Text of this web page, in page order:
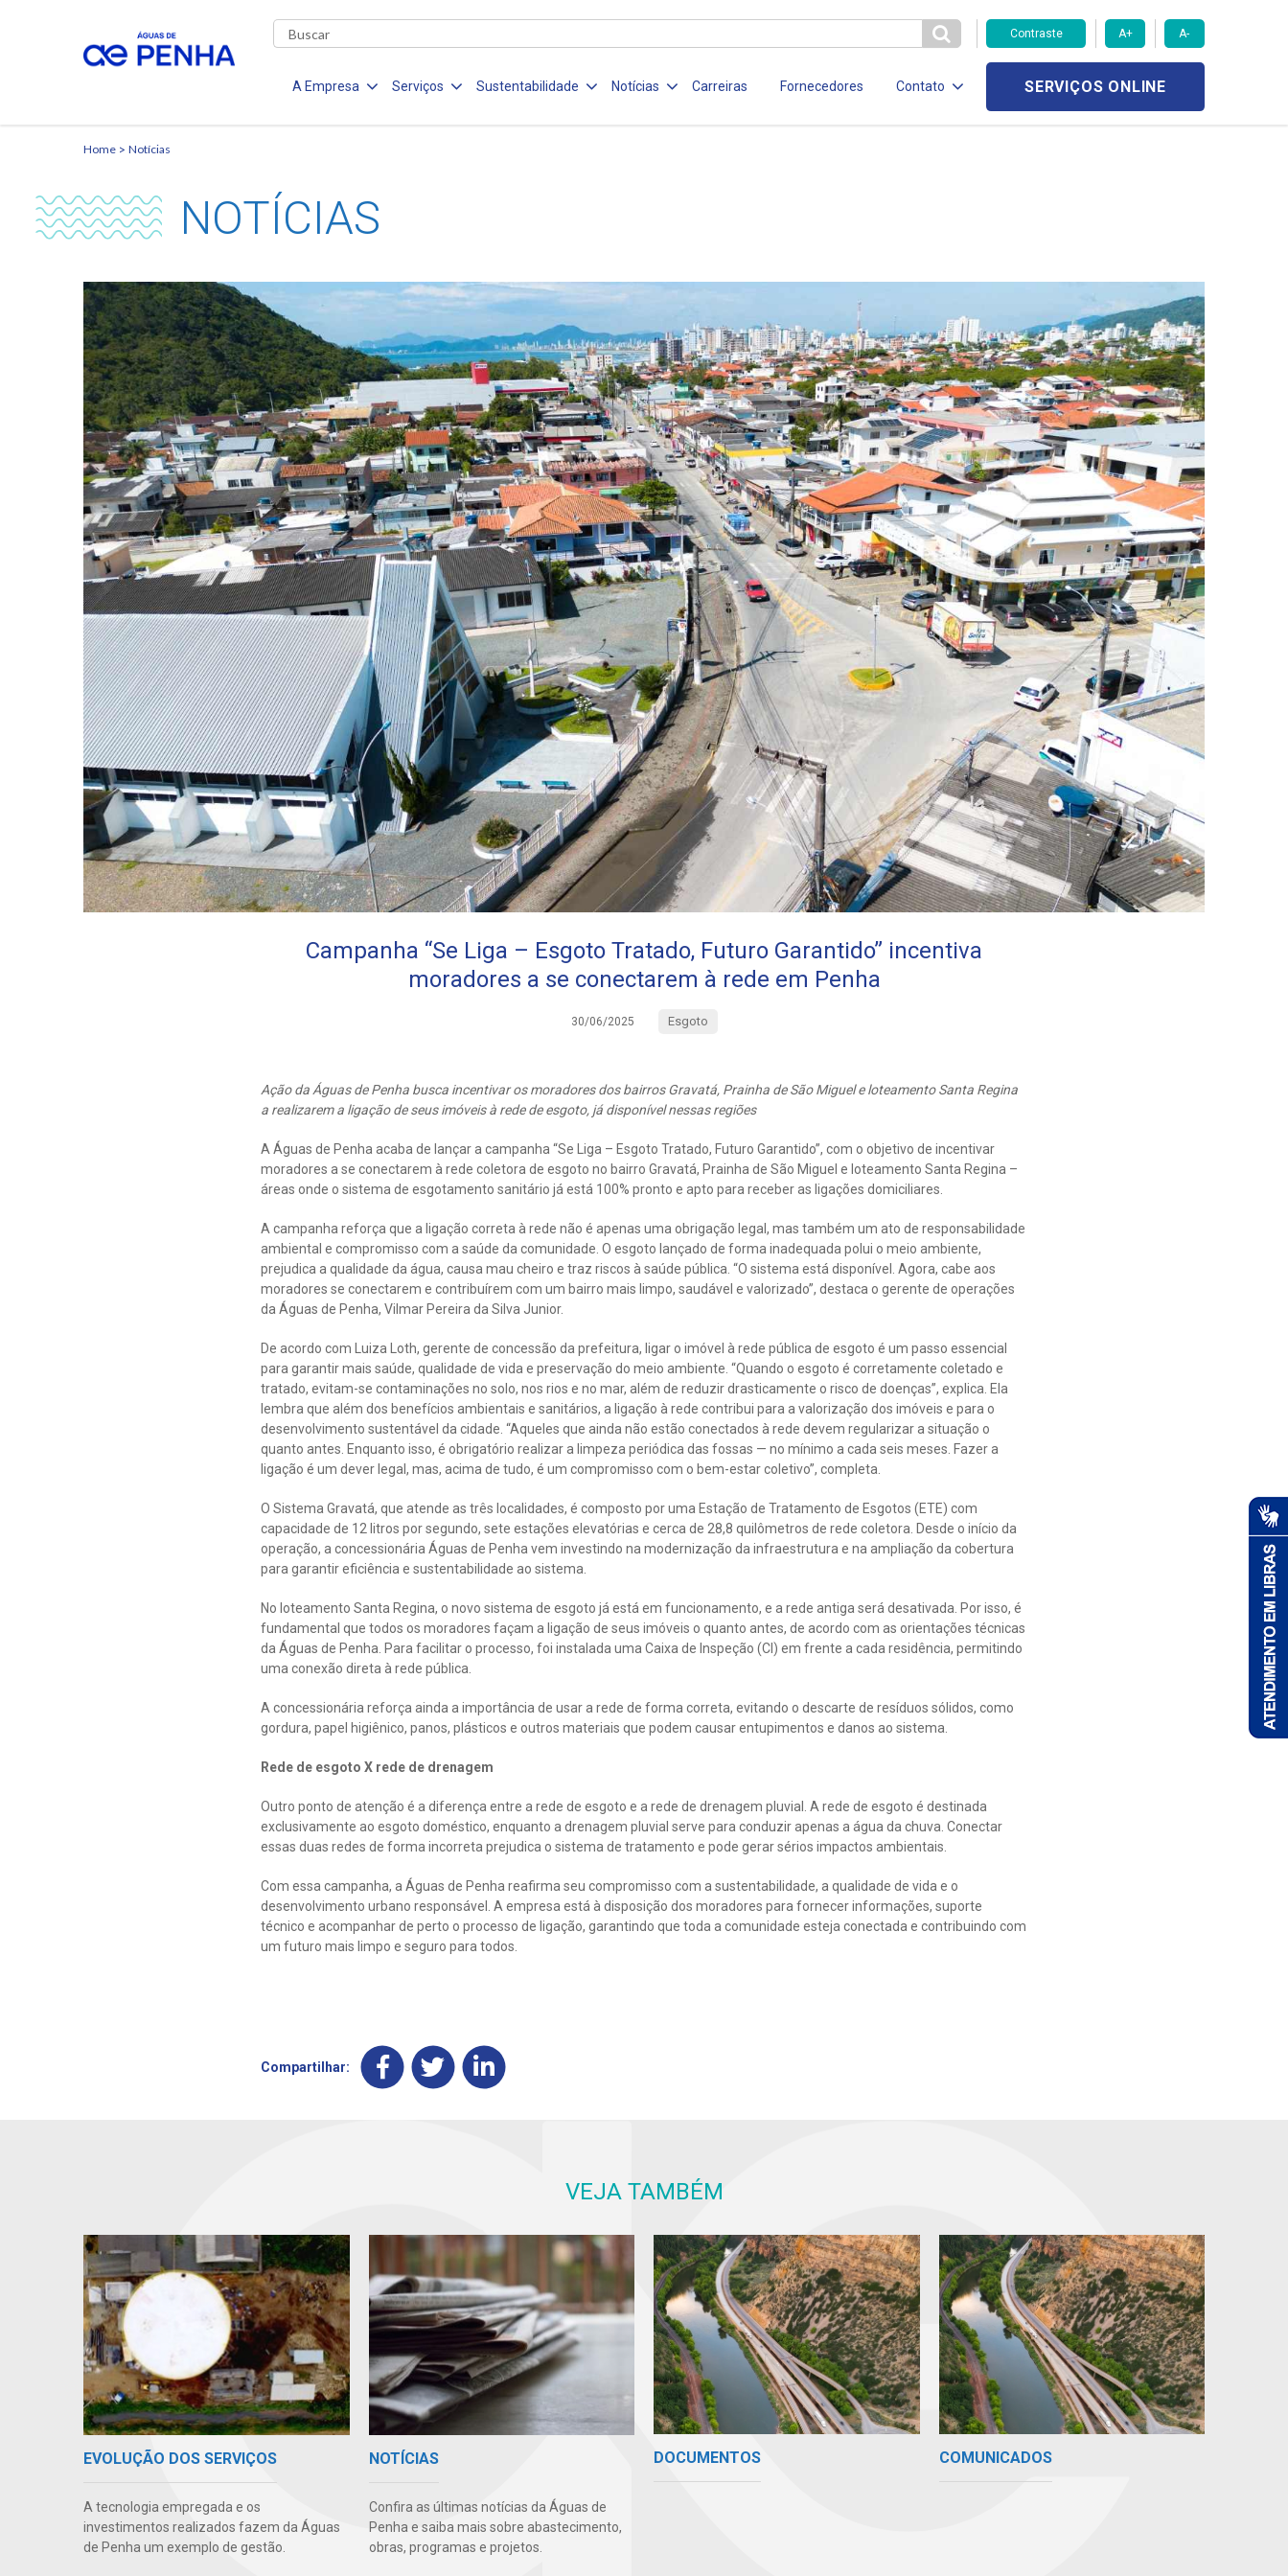
Contraste A+ A-
A Empresa Serviços Sustentabilidade Notícias Carreiras Fornecedores Contato SERVIÇOS ONLINE
Home Notícias
NOTÍCIAS
Campanha “Se Liga – Esgoto Tratado, Futuro Garantido” incentiva
moradores a se conectarem à rede em Penha
30/06/2025 Esgoto
Ação da Águas de Penha busca incentivar os moradores dos bairros Gravatá, Prainha de São Miguel e loteamento Santa Regina
a realizarem a ligação de seus imóveis à rede de esgoto, já disponível nessas regiões
A Águas de Penha acaba de lançar a campanha “Se Liga – Esgoto Tratado, Futuro Garantido”, com o objetivo de incentivar
moradores a se conectarem à rede coletora de esgoto no bairro Gravatá, Prainha de São Miguel e loteamento Santa Regina –
áreas onde o sistema de esgotamento sanitário já está 100% pronto e apto para receber as ligações domiciliares.
A campanha reforça que a ligação correta à rede não é apenas uma obrigação legal, mas também um ato de responsabilidade
ambiental e compromisso com a saúde da comunidade. O esgoto lançado de forma inadequada polui o meio ambiente,
prejudica a qualidade da água, causa mau cheiro e traz riscos à saúde pública. “O sistema está disponível. Agora, cabe aos
moradores se conectarem e contribuírem com um bairro mais limpo, saudável e valorizado”, destaca o gerente de operações
da Águas de Penha, Vilmar Pereira da Silva Junior.
De acordo com Luiza Loth, gerente de concessão da prefeitura, ligar o imóvel à rede pública de esgoto é um passo essencial
para garantir mais saúde, qualidade de vida e preservação do meio ambiente. “Quando o esgoto é corretamente coletado e
tratado, evitam-se contaminações no solo, nos rios e no mar, além de reduzir drasticamente o risco de doenças”, explica. Ela
lembra que além dos benefícios ambientais e sanitários, a ligação à rede contribui para a valorização dos imóveis e para o
desenvolvimento sustentável da cidade. “Aqueles que ainda não estão conectados à rede devem regularizar a situação o
quanto antes. Enquanto isso, é obrigatório realizar a limpeza periódica das fossas — no mínimo a cada seis meses. Fazer a
ligação é um dever legal, mas, acima de tudo, é um compromisso com o bem-estar coletivo”, completa.
O Sistema Gravatá, que atende as três localidades, é composto por uma Estação de Tratamento de Esgotos (ETE) com
capacidade de 12 litros por segundo, sete estações elevatórias e cerca de 28,8 quilômetros de rede coletora. Desde o início da
operação, a concessionária Águas de Penha vem investindo na modernização da infraestrutura e na ampliação da cobertura
para garantir eficiência e sustentabilidade ao sistema.
No loteamento Santa Regina, o novo sistema de esgoto já está em funcionamento, e a rede antiga será desativada. Por isso, é
fundamental que todos os moradores façam a ligação de seus imóveis o quanto antes, de acordo com as orientações técnicas
da Águas de Penha. Para facilitar o processo, foi instalada uma Caixa de Inspeção (CI) em frente a cada residência, permitindo
uma conexão direta à rede pública.
A concessionária reforça ainda a importância de usar a rede de forma correta, evitando o descarte de resíduos sólidos, como
gordura, papel higiênico, panos, plásticos e outros materiais que podem causar entupimentos e danos ao sistema.
Rede de esgoto X rede de drenagem
Outro ponto de atenção é a diferença entre a rede de esgoto e a rede de drenagem pluvial. A rede de esgoto é destinada
exclusivamente ao esgoto doméstico, enquanto a drenagem pluvial serve para conduzir apenas a água da chuva. Conectar
essas duas redes de forma incorreta prejudica o sistema de tratamento e pode gerar sérios impactos ambientais.
Com essa campanha, a Águas de Penha reafirma seu compromisso com a sustentabilidade, a qualidade de vida e o
desenvolvimento urbano responsável. A empresa está à disposição dos moradores para fornecer informações, suporte
técnico e acompanhar de perto o processo de ligação, garantindo que toda a comunidade esteja conectada e contribuindo com
um futuro mais limpo e seguro para todos.
Compartilhar:
VEJA TAMBÉM
EVOLUÇÃO DOS SERVIÇOS
A tecnologia empregada e os
investimentos realizados fazem da Águas
de Penha um exemplo de gestão.
NOTÍCIAS
Confira as últimas notícias da Águas de
Penha e saiba mais sobre abastecimento,
obras, programas e projetos.
DOCUMENTOS COMUNICADOS